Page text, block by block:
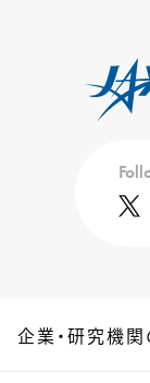
企業・研究機